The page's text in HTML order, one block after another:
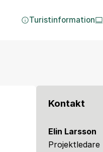
Turistinformation
Kontakt
Elin Larsson
Projektledare